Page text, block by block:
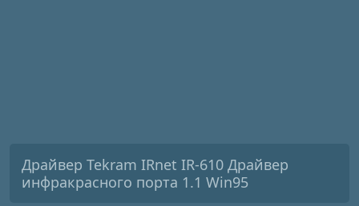
Драйвер Tekram IRnet IR-610 Драйвер
инфракрасного порта 1.1 Win95